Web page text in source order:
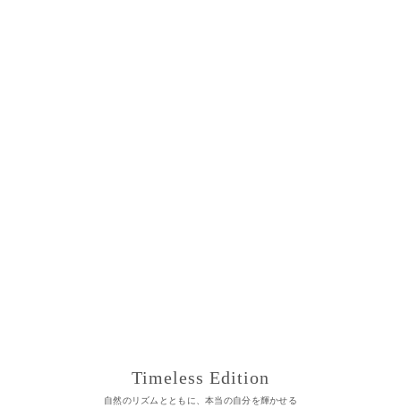
Timeless Edition
自然のリズムとともに、本当の自分を輝かせる